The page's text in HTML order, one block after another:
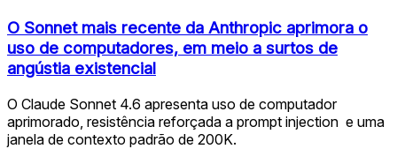
O Sonnet mais recente da Anthropic aprimora o
uso de computadores, em meio a surtos de
angústia existencial
O Claude Sonnet 4.6 apresenta uso de computador
aprimorado, resistência reforçada a prompt injection ️ e uma
janela de contexto padrão de 200K.